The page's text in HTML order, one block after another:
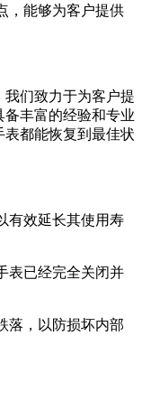
，能够为客户提供
们致力于为客户提
丰富的经验和专业
都能恢复到最佳状
有效延长其使用寿
表已经完全关闭并
落，以防损坏内部